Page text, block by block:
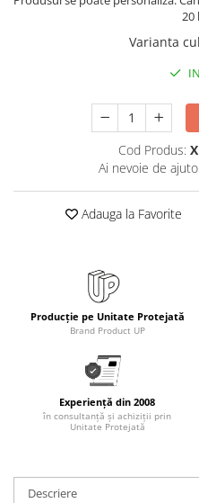
Tavite documente si suporturi
Ascutitori, radiere, agrafe
Foarfece pentru birou
Curatenie si igiena
Produse Antibacteriene
Articole pentru bucatarie
Maturi, mopuri si galeti
Hartie igienica, prosoape
Articole pentru rufe, casa,
geamuri, mobila
Articole pentru birou,
Saci de gunoi
20
Varianta
Cod Produs:
Ai nevoie de
Adauga la Favorite
Producție pe Unitate Protejată
Brand Product UP
Experiență din 2008
în consultanță și achiziții prin
Unitate Protejată
Descriere